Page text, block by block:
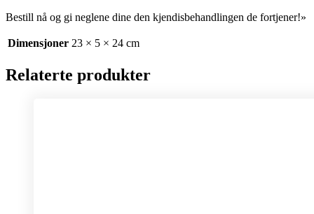
Bestill nå og gi neglene dine den kjendisbehandlingen de fortjener!»
Dimensjoner 23 × 5 × 24 cm
Relaterte produkter